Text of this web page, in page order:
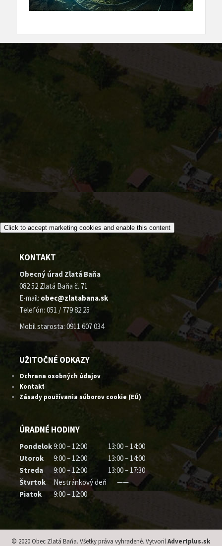
Click to accept marketing cookies and enable this content
KONTAKT
Obecný úrad Zlatá Baňa
082 52 Zlatá Baňa č. 71
E-mail: obec@zlatabana.sk
Telefón: 051 / 779 82 25
Mobil starosta: 0911 607 034
UŽITOČNÉ ODKAZY
Ochrana osobných údajov
Kontakt
Zásady používania súborov cookie (EÚ)
ÚRADNÉ HODINY
Pondelok9:00 – 12:00
13:00 – 14:00
Utorok
9:00 – 12:00
13:00 – 14:00
Streda
9:00 – 12:00
13:00 – 17:30
Štvrtok
Nestránkový deň ——
Piatok
9:00 – 12:00
© 2020 Obec Zlatá Baňa. Všetky práva vyhradené. VytvorilAdvertplus.sk